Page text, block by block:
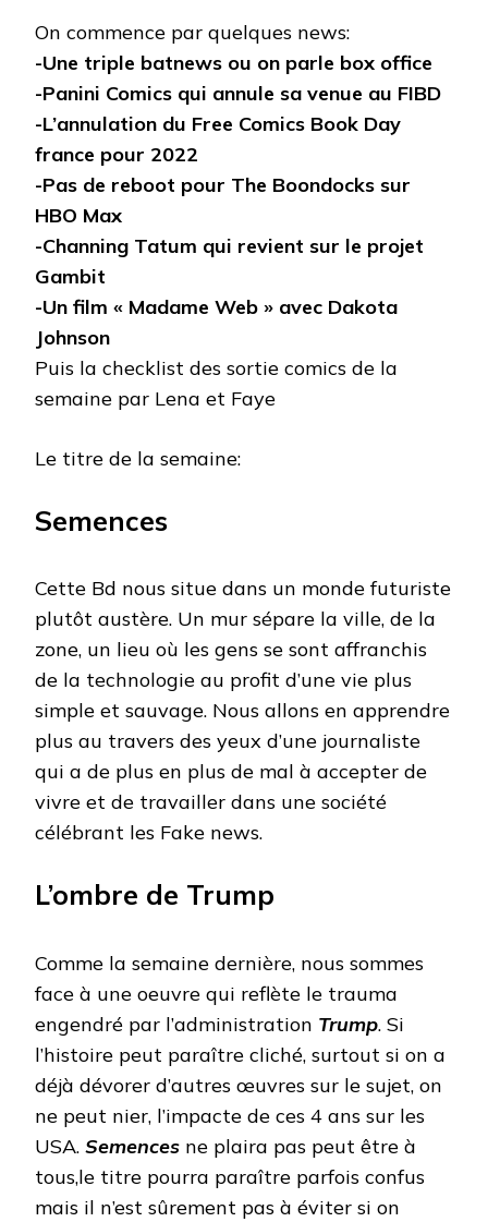
On commence par quelques news:
-Une triple batnews ou on parle box office
-Panini Comics qui annule sa venue au FIBD
-L’annulation du Free Comics Book Day
france pour 2022
-Pas de reboot pour The Boondocks sur
HBO Max
-Channing Tatum qui revient sur le projet
Gambit
-Un film « Madame Web » avec Dakota
Johnson
Puis la checklist des sortie comics de la
semaine par Lena et Faye
Le titre de la semaine:
Semences
Cette Bd nous situe dans un monde futuriste
plutôt austère. Un mur sépare la ville, de la
zone, un lieu où les gens se sont affranchis
de la technologie au profit d’une vie plus
simple et sauvage. Nous allons en apprendre
plus au travers des yeux d’une journaliste
qui a de plus en plus de mal à accepter de
vivre et de travailler dans une société
célébrant les Fake news.
L’ombre de Trump
Comme la semaine dernière, nous sommes
face à une oeuvre qui reflète le trauma
engendré par l’administration Trump. Si
l’histoire peut paraître cliché, surtout si on a
déjà dévorer d’autres œuvres sur le sujet, on
ne peut nier, l’impacte de ces 4 ans sur les
USA. Semences ne plaira pas peut être à
tous,le titre pourra paraître parfois confus
mais il n’est sûrement pas à éviter si on